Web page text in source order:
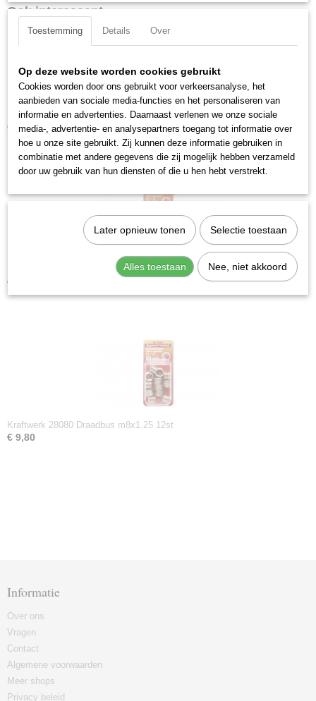
Productcode
28060
EAN code
Productcode leverancier
28060
Ook interessant
Kraftwerk 28100 Draadbus m10x1.25 12st
€ 11,80
Kraftwerk 28050 Draadbus m5x0.8 12st
€ 7,79
Kraftwerk 28080 Draadbus m8x1.25 12st
€ 9,80
Informatie
Over ons
Vragen
Contact
Algemene voorwaarden
Meer shops
Privacy beleid
Toestemming Details Over
Op deze website worden cookies gebruikt
Cookies worden door ons gebruikt voor verkeersanalyse, het
aanbieden van sociale media-functies en het personaliseren van
informatie en advertenties. Daarnaast verlenen we onze sociale
media-, advertentie- en analysepartners toegang tot informatie over
hoe u onze site gebruikt. Zij kunnen deze informatie gebruiken in
combinatie met andere gegevens die zij mogelijk hebben verzameld
door uw gebruik van hun diensten of die u hen hebt verstrekt.
Later opnieuw tonen Selectie toestaan
Alles toestaan Nee, niet akkoord